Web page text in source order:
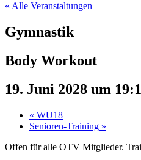
« Alle Veranstaltungen
Gymnastik
Body Workout
19. Juni 2028 um
« WU18
Senioren-Training »
Offen für alle OTV Mitglieder.